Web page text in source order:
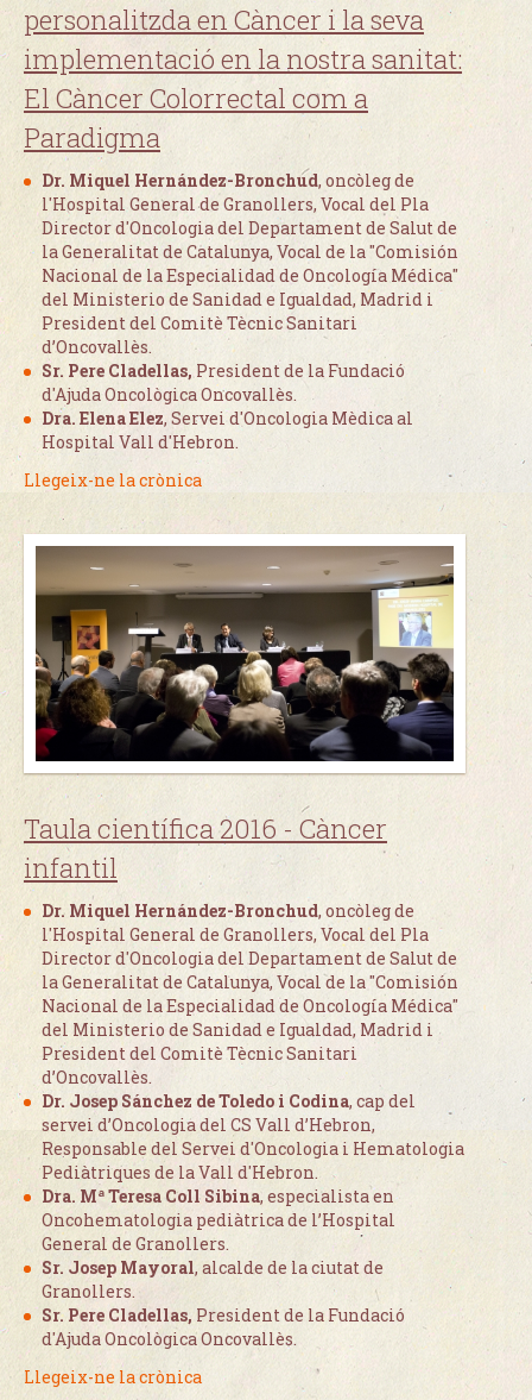
personalitzda en Càncer i la seva
implementació en la nostra sanitat:
El Càncer Colorrectal com a
Paradigma
Dr. Miquel Hernández-Bronchud, oncòleg de
l'Hospital General de Granollers, Vocal del Pla
Director d'Oncologia del Departament de Salut de
la Generalitat de Catalunya, Vocal de la "Comisión
Nacional de la Especialidad de Oncología Médica"
del Ministerio de Sanidad e Igualdad, Madrid i
President del Comitè Tècnic Sanitari
d’Oncovallès.
Sr. Pere Cladellas, President de la Fundació
d'Ajuda Oncològica Oncovallès.
Dra. Elena Elez, Servei d'Oncologia Mèdica al
Hospital Vall d'Hebron.
Llegeix-ne la crònica
Taula científica 2016 - Càncer
infantil
Dr. Miquel Hernández-Bronchud, oncòleg de
l'Hospital General de Granollers, Vocal del Pla
Director d'Oncologia del Departament de Salut de
la Generalitat de Catalunya, Vocal de la "Comisión
Nacional de la Especialidad de Oncología Médica"
del Ministerio de Sanidad e Igualdad, Madrid i
President del Comitè Tècnic Sanitari
d’Oncovallès.
Dr. Josep Sánchez de Toledo i Codina, cap del
servei d’Oncologia del CS Vall d’Hebron,
Responsable del Servei d'Oncologia i Hematologia
Pediàtriques de la Vall d'Hebron.
Dra. Mª Teresa Coll Sibina, especialista en
Oncohematologia pediàtrica de l’Hospital
General de Granollers.
Sr. Josep Mayoral, alcalde de la ciutat de
Granollers.
Sr. Pere Cladellas, President de la Fundació
d'Ajuda Oncològica Oncovallès.
Llegeix-ne la crònica